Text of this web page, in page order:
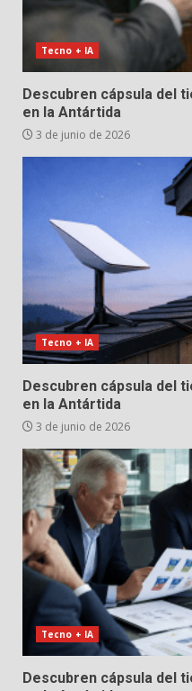
Tecno + IA
Descubren cápsula del
en la Antártida
3 de junio de 2026
Tecno + IA
Descubren cápsula del
en la Antártida
3 de junio de 2026
Tecno + IA
Descubren cápsula del